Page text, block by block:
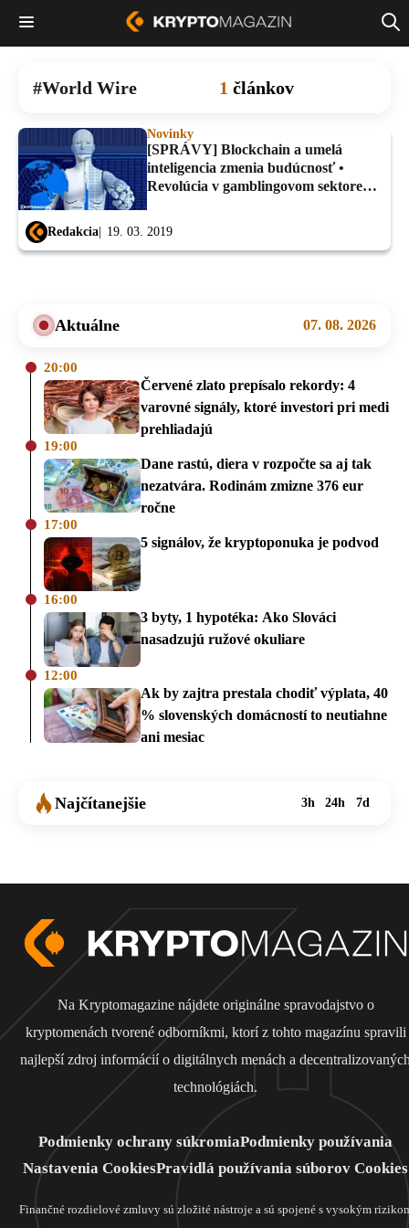
World Wire 1 článkov
Novinky
[SPRÁVY] Blockchain a umelá
inteligencia zmenia budúcnosť •
Revolúcia v gamblingovom sektore?
Redakcia 19. 03. 2019
Aktuálne 07. 08. 2026
20:00
Červené zlato prepísalo rekordy: 4
varovné signály, ktoré investori pri medi
prehliadajú
19:00
Dane rastú, diera v rozpočte sa aj tak
nezatvára. Rodinám zmizne 376 eur
ročne
17:00
5 signálov, že kryptoponuka je podvod
16:00
3 byty, 1 hypotéka: Ako Slováci
nasadzujú ružové okuliare
12:00
Ak by zajtra prestala chodiť výplata, 40
% slovenských domácností to neutiahne
ani mesiac
Najčítanejšie 3h 24h 7d
Na Kryptomagazine nájdete originálne spravodajstvo o
kryptomenách tvorené odborníkmi, ktorí z tohto magazínu spravili
najlepší zdroj informácií o digitálnych menách a
technológiách.
Podmienky ochrany súkromiaPodmienky používania
Nastavenia CookiesPravidlá používania súborov Cookies
Finančné rozdielové zmluvy sú zložité nástroje a sú spojené s vysokým